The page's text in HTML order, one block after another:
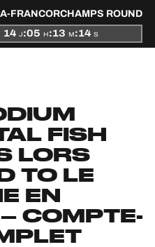
FRANCORCHAMPS ROUND
14 J:05 H:13 M:13 S
FISH
LORS
TO LE
EN
COMPTE-